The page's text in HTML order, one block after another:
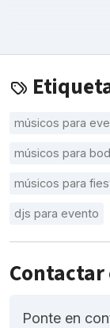
músicos para
músicos para
músicos para
djs para evento
Contactar
Ponte en